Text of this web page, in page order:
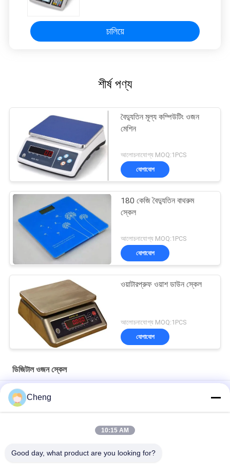
চালিয়ে
শীর্ষ পণ্য
বৈদ্যুতিন মূল্য কম্পিউটিং ওজন
মেশিন
আলোচনাযোগ্য MOQ:1PCS
যোগাযোগ
180 কেজি বৈদ্যুতিন বাথরুম
স্কেল
আলোচনাযোগ্য MOQ:1PCS
যোগাযোগ
ওয়াটারপ্রুফ ওয়াশ ডাউন স্কেল
আলোচনাযোগ্য MOQ:1PCS
যোগাযোগ
ডিজিটাল ওজন স্কেল
স্টেইনলেস স্টীল স্কেল D6 জলরোধী ওজন স্কেল IP68
30 কেজি উচ্চ-গুণমান সম্পন্ন ইলেক্ট্রনিক জলরোধী স্কেল ডি১১
স্টেইনলেস স্টীল স্কেল ডি 6 জলরোধী ওজন স্কেল আইপি 68 ওজন ডিজিটাল জলরোধী
Cheng
10:15 AM
Good day, what product are you looking for?